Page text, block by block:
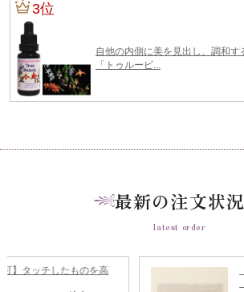
最新の注文状況
latest order